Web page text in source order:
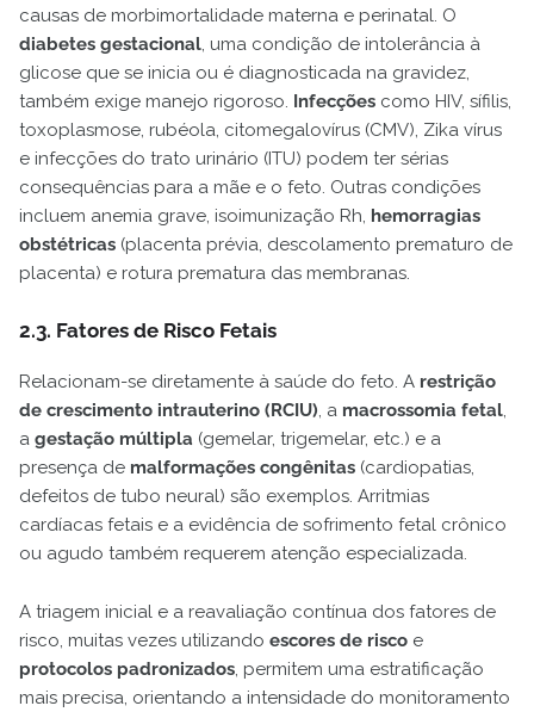
causas de morbimortalidade materna e perinatal. O
diabetes gestacional , uma condição de intolerância à
glicose que se inicia ou é diagnosticada na gravidez,
também exige manejo rigoroso. Infecções como HIV, sífilis,
toxoplasmose, rubéola, citomegalovírus (CMV), Zika vírus
e infecções do trato urinário (ITU) podem ter sérias
consequências para a mãe e o feto. Outras condições
incluem anemia grave, isoimunização Rh, hemorragias
obstétricas (placenta prévia, descolamento prematuro de
placenta) e rotura prematura das membranas.
2.3. Fatores de Risco Fetais
Relacionam-se diretamente à saúde do feto. A restrição
de crescimento intrauterino (RCIU) , a macrossomia fetal
a gestação múltipla (gemelar, trigemelar, etc.) e a
presença de malformações congênitas (cardiopatias,
defeitos de tubo neural) são exemplos. Arritmias
cardíacas fetais e a evidência de sofrimento fetal crônico
ou agudo também requerem atenção especializada.
A triagem inicial e a reavaliação contínua dos fatores de
risco, muitas vezes utilizando escores de risco e
protocolos padronizados , permitem uma estratificação
mais precisa, orientando a intensidade do monitoramento